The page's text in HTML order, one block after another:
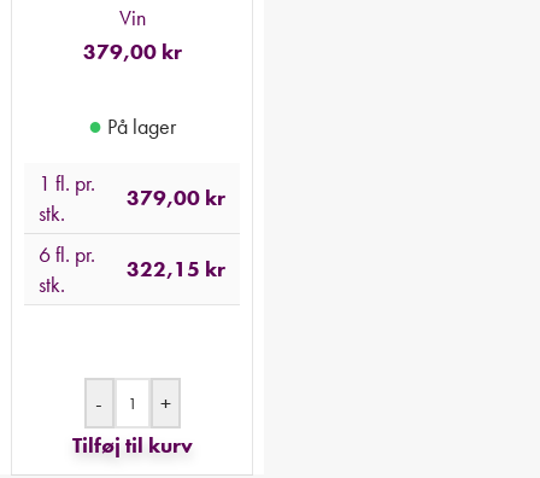
Vin
379,00 kr
● På lager
1 fl. pr.
stk.
379,00 kr
6 fl. pr.
stk.
322,15 kr
-
+
Tilføj til kurv